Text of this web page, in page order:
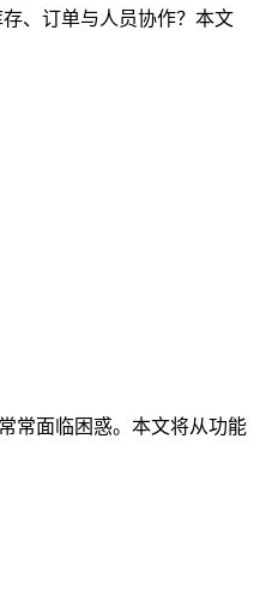
、订单与人员协作？本文
常面临困惑。本文将从功能